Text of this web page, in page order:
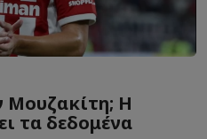
Μουζακίτη; Η
τα δεδομένα